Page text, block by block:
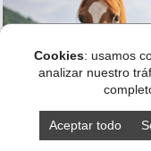
Cookies: usamos
analizar nuestro
Aceptar todo